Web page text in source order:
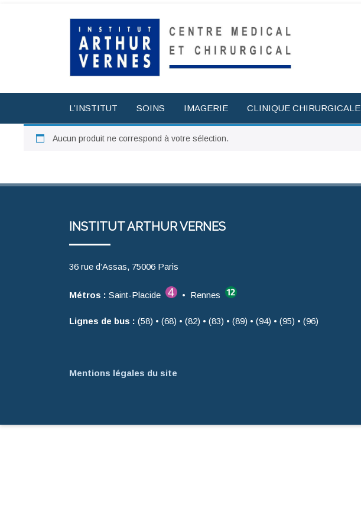
L’INSTITUT SOINS IMAGERIE CLINIQUE CHIRURGICALE
Aucun produit ne correspond à votre sélection.
INSTITUT ARTHUR VERNES
36 rue d’Assas, 75006 Paris
Métros : Saint-Placide • Rennes
Lignes de bus : (58) • (68) • (82) • (83) • (89) • (94) • (95) • (96)
Mentions légales du site